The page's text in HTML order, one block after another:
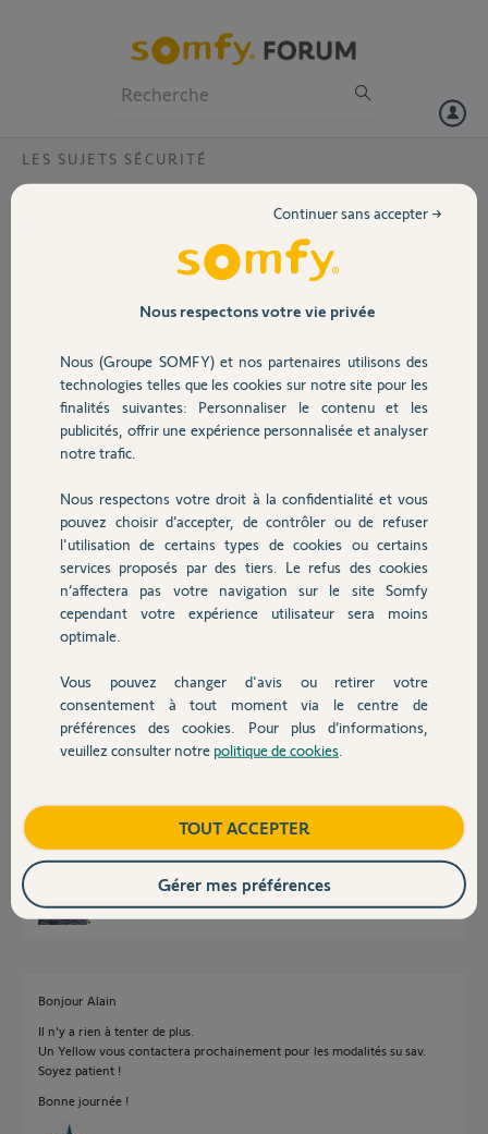
Volet
Sécurité
Domotique
Chauffage
Autres produits
Devis avec un pro
Contact
LES SUJETS SÉCURITÉ
Ma Caméra outdoor ne fonctionne pas ?
J'ai acheté sur le site Somfy 4 caméras. Une caméra outdoor ne
fonctionne pas et semble apparemment HS. Que dois-je faire pour
Alain B.
il y a environ 2 ans
Participer au fil de discussion
Réponses
Bonjour Alain
Qu'est-ce qui vous fait dire que la caméra neuve est hs ?
Bonne journée !
Jean-Luc B.
intervertissement de caméra sur le socle. L'appui sur le reset n'a rien
donné. Que tenter de plus ??
Alain B. il y a environ 2 ans
Bonjour Alain
Il n'y a rien à tenter de plus.
Un Yellow vous contactera prochainement pour les modalités su sav.
Soyez patient !
Bonne journée !
Nous respectons votre vie privée
Nous (Groupe SOMFY) et nos partenaires utilisons des
technologies telles que les cookies sur notre site pour les
finalités suivantes: Personnaliser le contenu et les
publicités, offrir une expérience personnalisée et analyser
notre trafic.
Nous respectons votre droit à la confidentialité et vous
pouvez choisir d’accepter, de contrôler ou de refuser
l'utilisation de certains types de cookies ou certains
services proposés par des tiers. Le refus des cookies
n’affectera pas votre navigation sur le site Somfy
cependant votre expérience utilisateur sera moins
optimale.
Vous pouvez changer d'avis ou retirer votre
consentement à tout moment via le centre de
préférences des cookies. Pour plus d’informations,
veuillez consulter notre politique de cookies
Continuer sans accepter →
TOUT ACCEPTER
Gérer mes préférences